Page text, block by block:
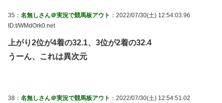
35： 名無しさん＠実況で競馬板アウト ：2022/07/30(土) 12:54:03.96
ID:t/WMdOrk0.net
上がり2位が4着の32.1、3位が2着の32.4
うーん、これは異次元
38： 名無しさん＠実況で競馬板アウト ：2022/07/30(土) 12:54:51.02